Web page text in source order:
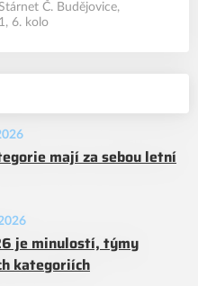
Č. Budějovice,
6. kolo
mají za sebou letní
je minulostí, týmy
kategoriích